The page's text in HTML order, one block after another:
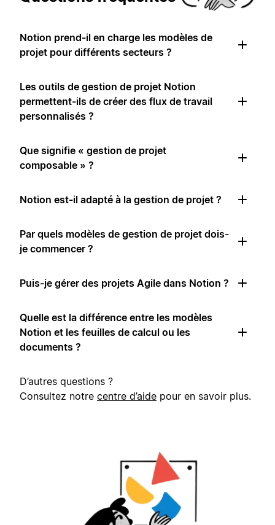
Notion prend-il en charge les modèles de
projet pour différents secteurs ?
Les outils de gestion de projet Notion
permettent-ils de créer des flux de travail
personnalisés ?
Que signifie « gestion de projet
composable » ?
Notion est-il adapté à la gestion de projet ?
Par quels modèles de gestion de projet dois-
je commencer ?
Puis-je gérer des projets Agile dans Notion ?
Quelle est la différence entre les modèles
Notion et les feuilles de calcul ou les
documents ?
D’autres questions ?
Consultez notre centre d’aide pour en savoir plus.